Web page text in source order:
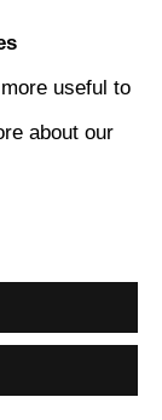
de technicité
à apporter
son projet de
par un Red
à la Villa
useful to
about our